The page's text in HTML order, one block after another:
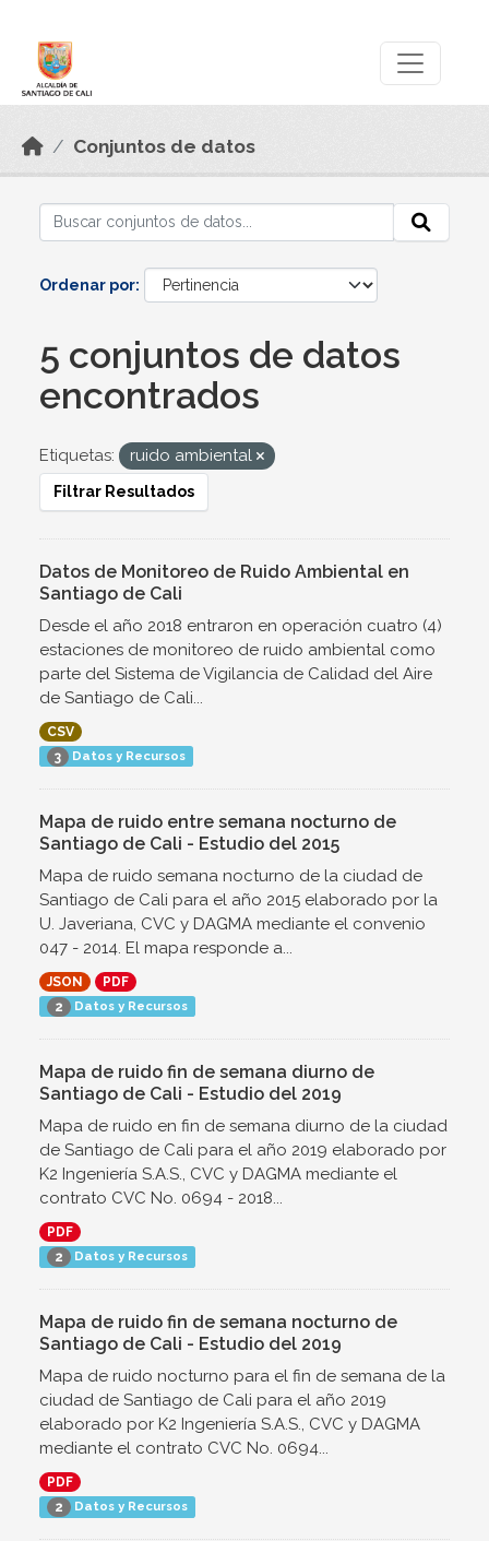
Conjuntos de datos
Ordenar por
5 conjuntos de datos
encontrados
Etiquetas: ruido ambiental
Filtrar Resultados
Datos de Monitoreo de Ruido Ambiental en
Santiago de Cali
Desde el año 2018 entraron en operación cuatro (4)
estaciones de monitoreo de ruido ambiental como
parte del Sistema de Vigilancia de Calidad del Aire
de Santiago de Cali...
CSV
3 Datos y Recursos
Mapa de ruido entre semana nocturno de
Santiago de Cali - Estudio del 2015
Mapa de ruido semana nocturno de la ciudad de
Santiago de Cali para el año 2015 elaborado por la
U. Javeriana, CVC y DAGMA mediante el convenio
047 - 2014. El mapa responde a...
JSON
PDF
2 Datos y Recursos
Mapa de ruido fin de semana diurno de
Santiago de Cali - Estudio del 2019
Mapa de ruido en fin de semana diurno de la ciudad
de Santiago de Cali para el año 2019 elaborado por
K2 Ingeniería S.A.S., CVC y DAGMA mediante el
contrato CVC No. 0694 - 2018...
PDF
2 Datos y Recursos
Mapa de ruido fin de semana nocturno de
Santiago de Cali - Estudio del 2019
Mapa de ruido nocturno para el fin de semana de la
ciudad de Santiago de Cali para el año 2019
elaborado por K2 Ingeniería S.A.S., CVC y DAGMA
mediante el contrato CVC No. 0694...
PDF
2 Datos y Recursos